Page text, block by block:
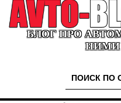
БЛОГ ПРО
НИМИ